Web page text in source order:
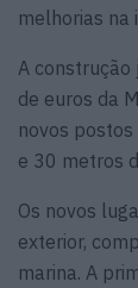
melhorias na
A construção
de euros da
novos
e 30 metros
Os novos
exterior,
marina. A